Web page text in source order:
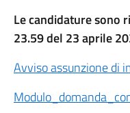
Le candidature sono
23.59 del 23 aprile
Avviso assunzione di